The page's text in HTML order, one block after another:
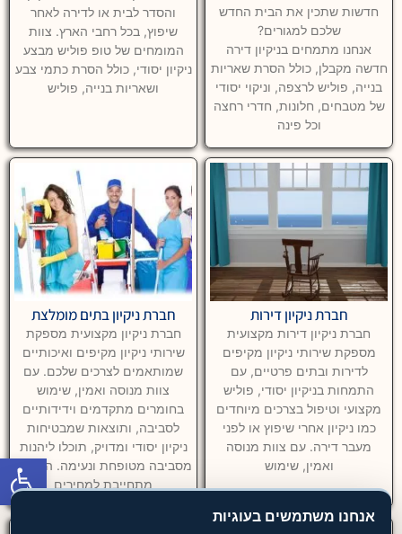
פתח
חדשות שתכין את הבית החדש
שלכם למגורים?
אנחנו מתמחים בניקיון דירה
חדשה מקבלן, כולל הסרת שאריות
בנייה, פוליש לרצפה, וניקוי יסודי
של מטבחים, חלונות, חדרי רחצה
וכל פינה
והסדר לבית או לדירה לאחר
שיפוץ, בכל רחבי הארץ. צוות
המומחים של טופ פוליש מבצע
ניקיון יסודי, כולל הסרת כתמי צבע
ושאריות בנייה, פוליש
חברת ניקיון דירות
חברת ניקיון דירות מקצועית
מספקת שירותי ניקיון מקיפים
לדירות ובתים פרטיים, עם
התמחות בניקיון יסודי, פוליש
מקצועי וטיפול בצרכים מיוחדים
כמו ניקיון אחרי שיפוץ או לפני
מעבר דירה. עם צוות מנוסה
ואמין, שימוש
חברת ניקיון בתים מומלצת
חברת ניקיון מקצועית מספקת
שירותי ניקיון מקיפים ואיכותיים
שמותאמים לצרכים שלכם. עם
צוות מנוסה ואמין, שימוש
בחומרים מתקדמים וידידותיים
לסביבה, ותוצאות שמבטיחות
ניקיון יסודי ומדויק, תוכלו ליהנות
מסביבה מטופחת ונעימה. החברה
מתחייבת למחירים
אנחנו משתמשים בעוגיות